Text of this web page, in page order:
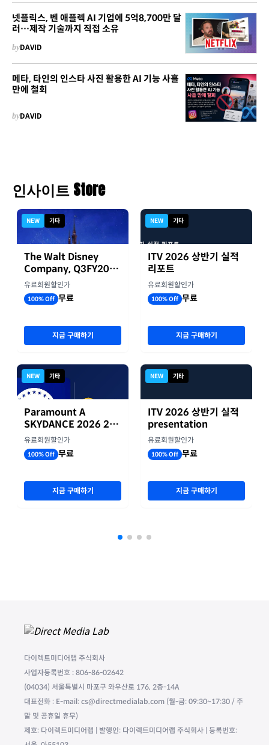
넷플릭스, 벤 애플렉 AI 기업에 5억8,700만 달
러…제작 기술까지 직접 소유
byDAVID
메타, 타인의 인스타 사진 활용한 AI 기능 사흘
만에 철회
byDAVID
인사이트 Store
NEW 기타
The Walt Disney
Company, Q3FY2026
실적자료
유료회원할인가
100% Off 무료
지금 구매하기
NEW 기타
Paramount A
SKYDANCE 2026 2분
기 실적
유료회원할인가
100% Off 무료
지금 구매하기
NEW 기타
ITV 2026 상반기 실적
리포트
유료회원할인가
100% Off 무료
지금 구매하기
NEW 기타
ITV 2026 상반기 실적
presentation
유료회원할인가
100% Off 무료
지금 구매하기
다이렉트미디어랩 주식회사
사업자등록번호 : 806-86-02642
(04034) 서울특별시 마포구 와우산로 176, 2층-14A
대표전화 : E-mail: cs@directmedialab.com (월-금: 09:30~17:30 / 주
말 및 공휴일 휴무)
제호: 다이렉트미디어랩 | 발행인: 다이렉트미디어랩 주식회사 | 등록번호: